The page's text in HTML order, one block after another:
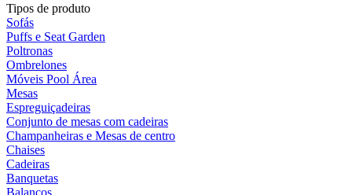
Tipos de produto
Sofás
Puffs e Seat Garden
Poltronas
Ombrelones
Móveis Pool Área
Mesas
Espreguiçadeiras
Conjunto de mesas com cadeiras
Champanheiras e Mesas de centro
Chaises
Cadeiras
Banquetas
Balanços